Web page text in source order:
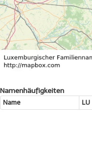
Namenhäufigkeiten
Name LU